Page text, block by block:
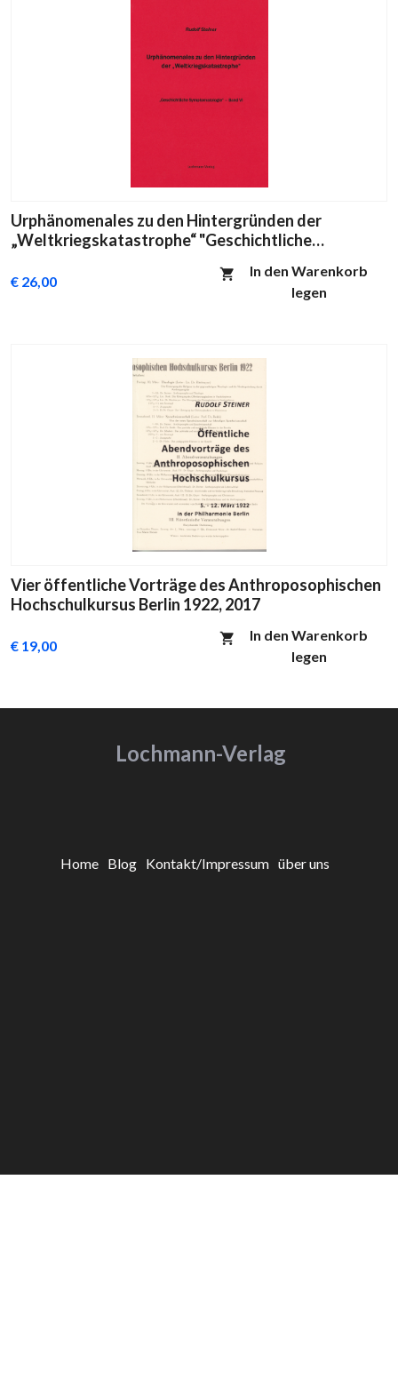
Urphänomenales zu den Hintergründen der
„Weltkriegskatastrophe“ "Geschichtliche
€ 26,00
In den Warenkorb
legen
Vier öffentliche Vorträge des Anthroposophischen
Hochschulkursus Berlin 1922, 2017
€ 19,00
In den Warenkorb
legen
Lochmann-Verlag
Home Blog Kontakt/Impressum über uns